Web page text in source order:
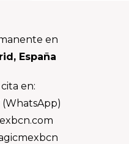
en
España
en:
(WhatsApp)